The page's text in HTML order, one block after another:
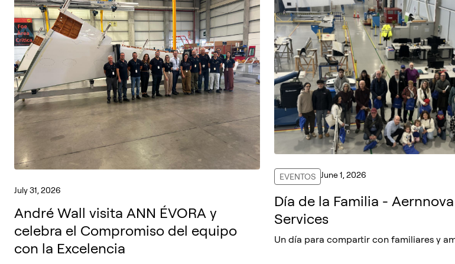
July 31, 2026
André Wall visita ANN ÉVORA y
celebra el Compromiso del equipo
con la Excelencia
EVENTOS June 1, 2026
Día de la Familia -
Services
Un día para compartir con familiares y